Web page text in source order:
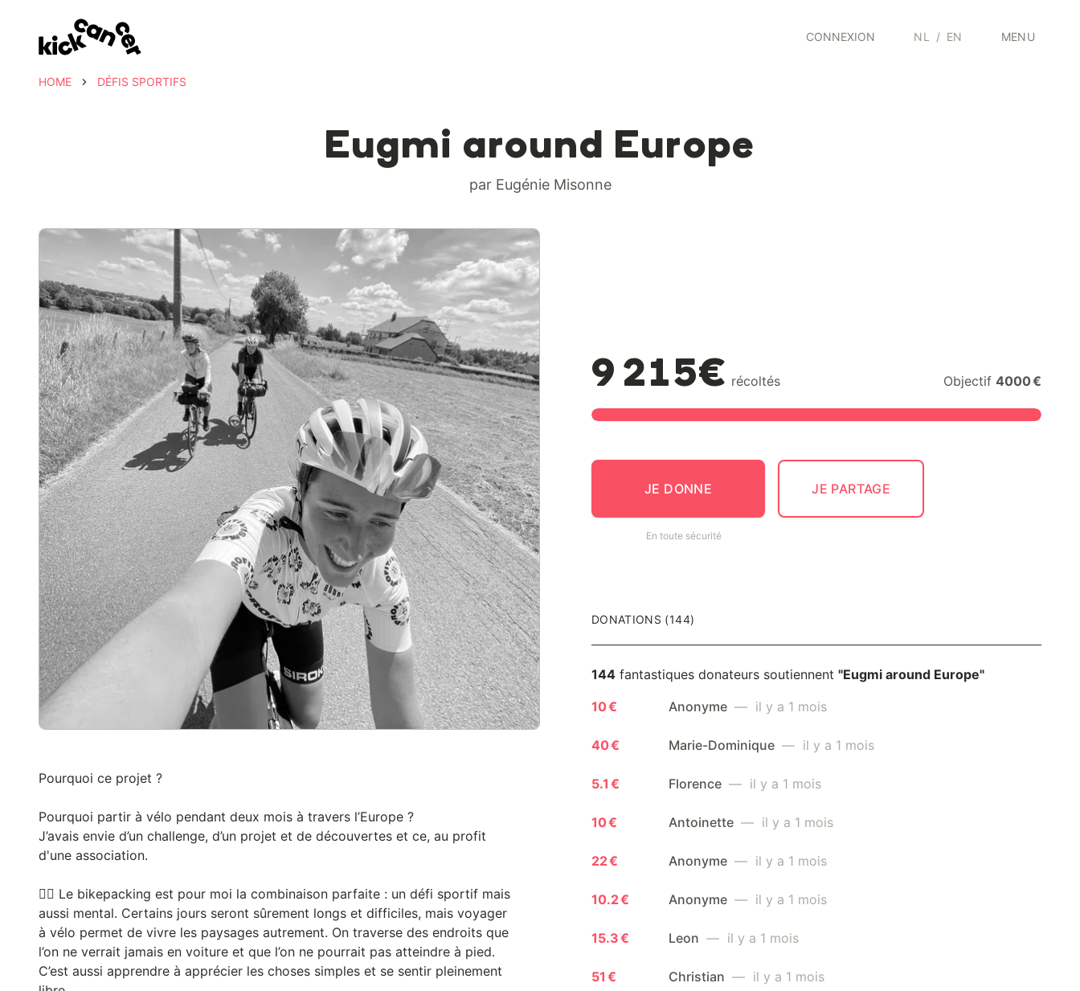
CONNEXION NL / EN MENU
HOME DÉFIS SPORTIFS
Eugmi around Europe
par Eugénie Misonne
9 215€ récoltés Objectif 4000 €
JE DONNE
En toute sécurité
JE PARTAGE
Pourquoi ce projet ?
Pourquoi partir à vélo pendant deux mois à travers l’Europe ?
J’avais envie d’un challenge, d’un projet et de découvertes et ce, au profit
d'une association.
🚴‍♀️ Le bikepacking est pour moi la combinaison parfaite : un défi sportif mais
aussi mental. Certains jours seront sûrement longs et difficiles, mais voyager
à vélo permet de vivre les paysages autrement. On traverse des endroits que
l’on ne verrait jamais en voiture et que l’on ne pourrait pas atteindre à pied.
C’est aussi apprendre à apprécier les choses simples et se sentir pleinement
DONATIONS (144)
144 fantastiques donateurs soutiennent "Eugmi around Europe"
10 €
Anonyme — il y a 1 mois
40 € Marie-Dominique — il y a 1 mois
5.1 € Florence — il y a 1 mois
10 € Antoinette — il y a 1 mois
22 € Anonyme — il y a 1 mois
10.2 € Anonyme — il y a 1 mois
15.3 € Leon — il y a 1 mois
51 € Christian — il y a 1 mois